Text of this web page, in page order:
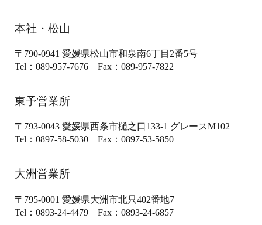
本社・松山
〒790-0941 愛媛県松山市和泉南6丁目2番5号
Tel：089-957-7676 Fax：089-957-7822
東予営業所
〒793-0043 愛媛県西条市樋之口133-1 グレースM102
Tel：0897-58-5030 Fax：0897-53-5850
大洲営業所
〒795-0001 愛媛県大洲市北只402番地7
Tel：0893-24-4479 Fax：0893-24-6857